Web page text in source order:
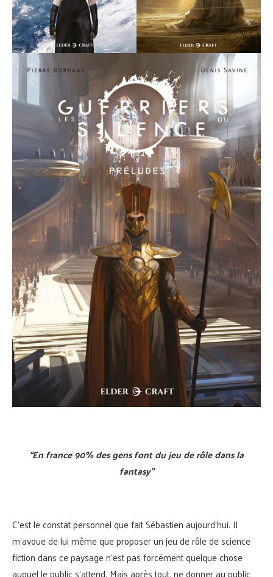
“En france 90% des gens font du jeu de rôle dans la
fantasy”
C’est le constat personnel que fait Sébastien aujourd’hui. Il
m’avoue de lui même que proposer un jeu de rôle de science
fiction dans ce paysage n’est pas forcément quelque chose
auquel le public s’attend. Mais après tout, ne donner au public